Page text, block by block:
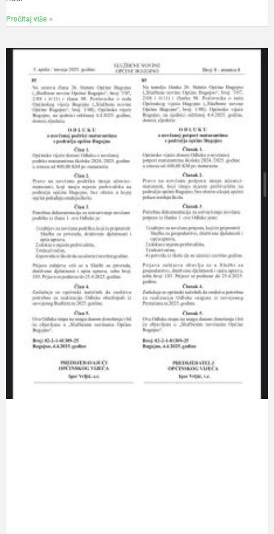
Pročitaj više »